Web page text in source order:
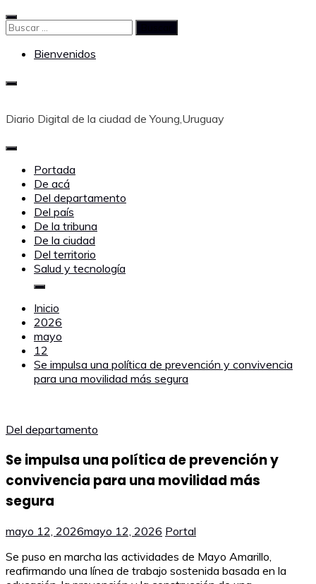
Saltar
al
Buscar:
Bienvenidos
Diario Digital de la ciudad de Young,Uruguay
Portada
De acá
Del departamento
Del país
De la tribuna
De la ciudad
Del territorio
Salud y tecnología
Inicio
2026
mayo
12
Se impulsa una política de prevención y convivencia
para una movilidad más segura
Del departamento
Se impulsa una política de prevención y
convivencia para una movilidad más
segura
mayo 12, 2026mayo 12, 2026 Portal
Se puso en marcha las actividades de Mayo Amarillo,
reafirmando una línea de trabajo sostenida basada en la